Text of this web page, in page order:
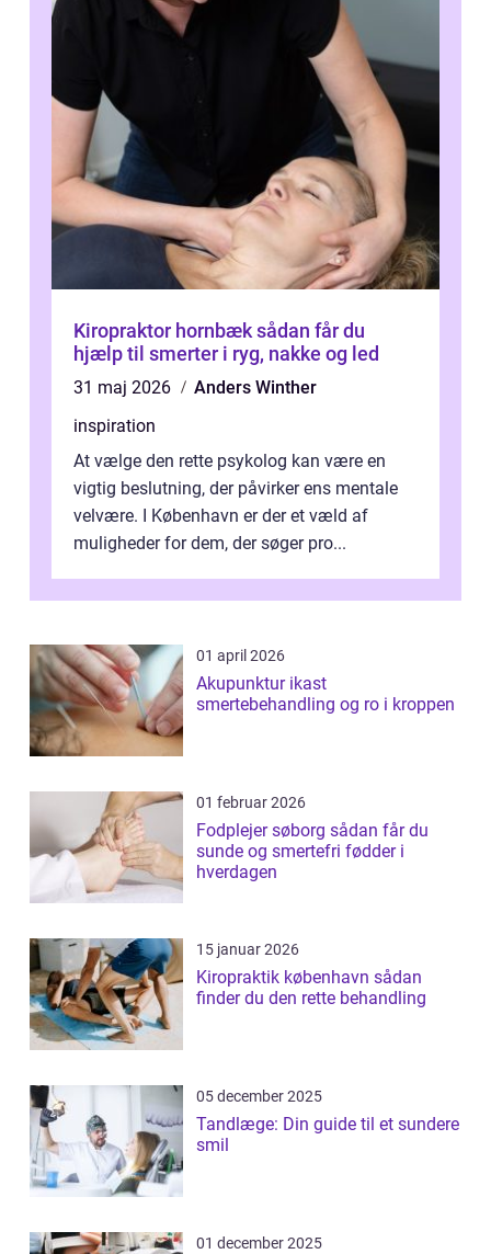
Kiropraktor hornbæk sådan får du
hjælp til smerter i ryg, nakke og led
31 maj 2026
Anders Winther
inspiration
At vælge den rette psykolog kan være en
vigtig beslutning, der påvirker ens mentale
velvære. I København er der et væld af
muligheder for dem, der søger pro...
01 april 2026
Akupunktur ikast
smertebehandling og ro i kroppen
01 februar 2026
Fodplejer søborg sådan får du
sunde og smertefri fødder i
hverdagen
15 januar 2026
Kiropraktik københavn sådan
finder du den rette behandling
05 december 2025
Tandlæge: Din guide til et sundere
smil
01 december 2025